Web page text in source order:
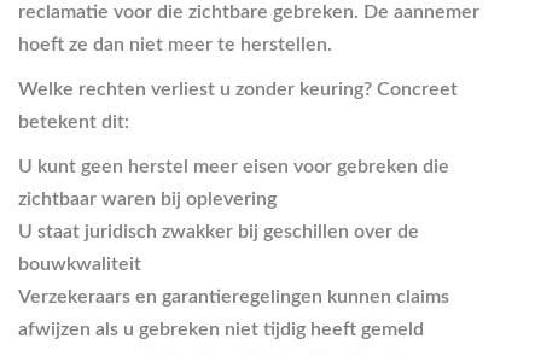
reclamatie voor die zichtbare gebreken. De aannemer
hoeft ze dan niet meer te herstellen.
Welke rechten verliest u zonder keuring? Concreet
betekent dit:
U kunt geen herstel meer eisen voor gebreken die
zichtbaar waren bij oplevering
U staat juridisch zwakker bij geschillen over de
bouwkwaliteit
Verzekeraars en garantieregelingen kunnen claims
afwijzen als u gebreken niet tijdig heeft gemeld